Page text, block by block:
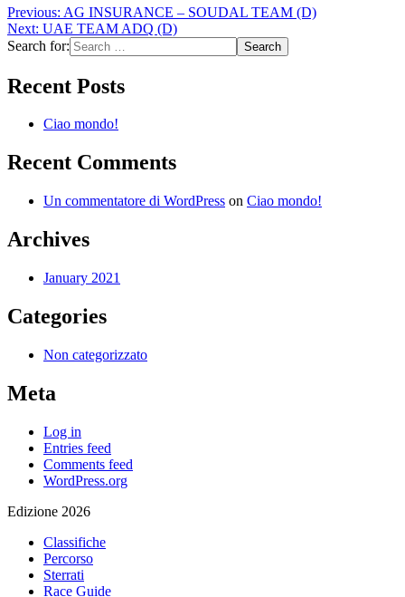
Previous: AG INSURANCE – SOUDAL TEAM (D)
Next: UAE TEAM ADQ (D)
Search for:
Recent Posts
Ciao mondo!
Recent Comments
Un commentatore di WordPress on Ciao mondo!
Archives
January 2021
Categories
Non categorizzato
Meta
Log in
Entries feed
Comments feed
WordPress.org
Edizione 2026
Classifiche
Percorso
Sterrati
Race Guide